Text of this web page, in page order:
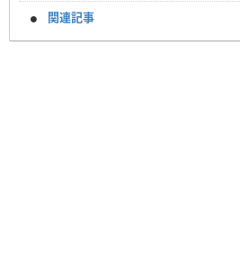
関連記事